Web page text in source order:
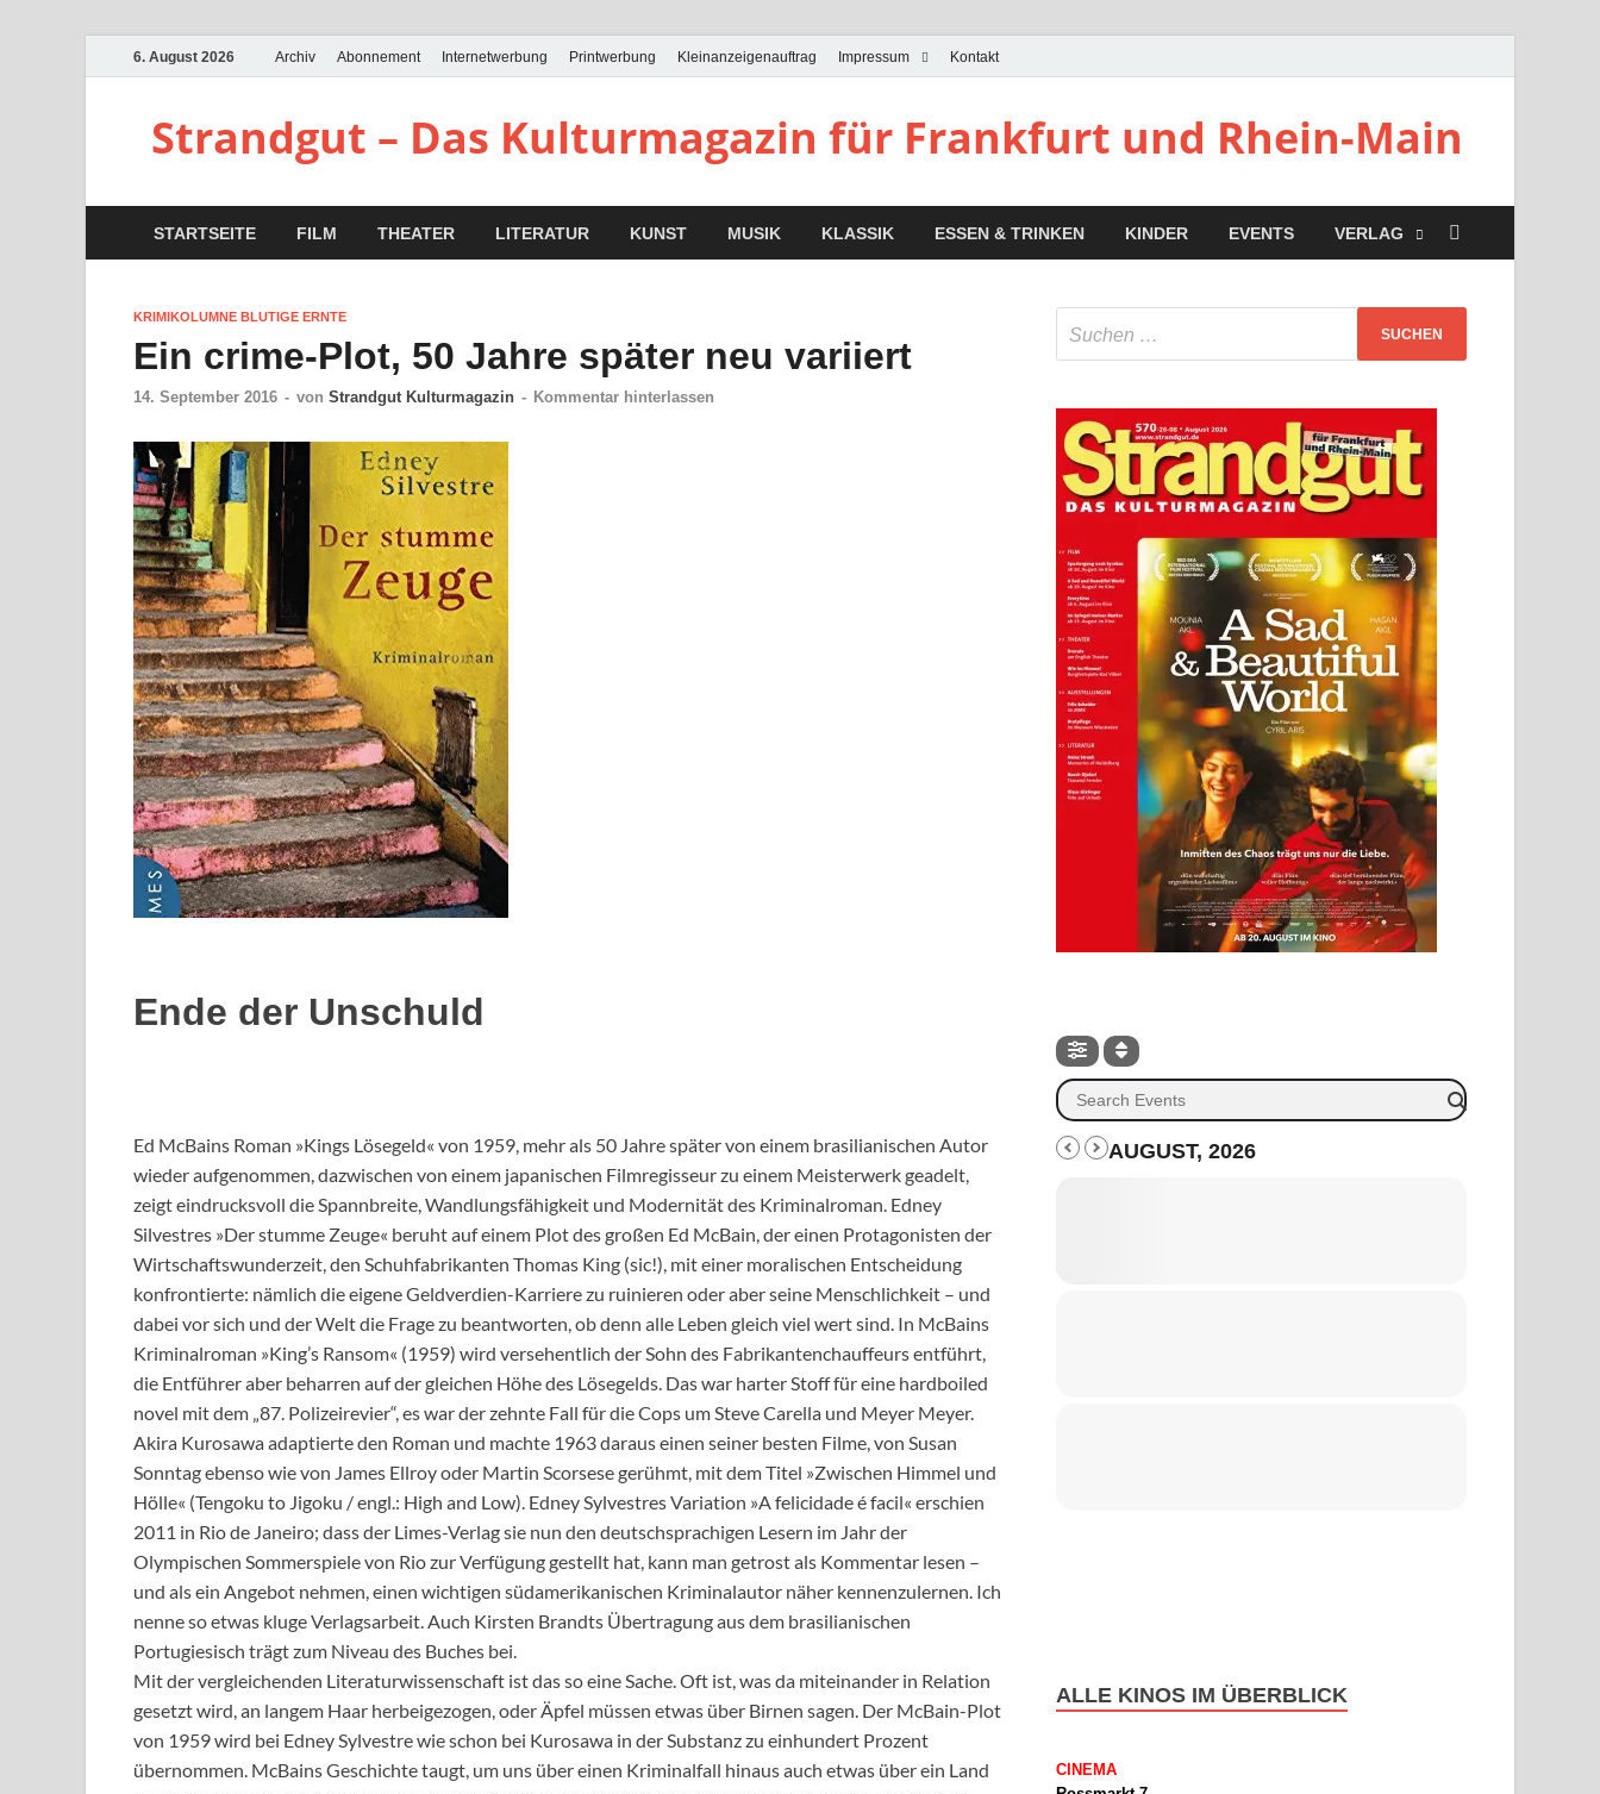
6. August 2026 Archiv Abonnement Internetwerbung Printwerbung Kleinanzeigenauftrag Impressum Kontakt
Strandgut – Das Kulturmagazin für Frankfurt und Rhein-Main
STARTSEITE FILM THEATER LITERATUR KUNST MUSIK KLASSIK ESSEN & TRINKEN KINDER EVENTS VERLAG
KRIMIKOLUMNE BLUTIGE ERNTE
Ein crime-Plot, 50 Jahre später neu variiert
14. September 2016 - von Strandgut Kulturmagazin - Kommentar hinterlassen
Ende der Unschuld
Ed McBains Roman »Kings Lösegeld« von 1959, mehr als 50 Jahre später von einem brasilianischen Autor
wieder aufgenommen, dazwischen von einem japanischen Filmregisseur zu einem Meisterwerk geadelt,
zeigt eindrucksvoll die Spannbreite, Wandlungsfähigkeit und Modernität des Kriminalroman. Edney
Silvestres »Der stumme Zeuge« beruht auf einem Plot des großen Ed McBain, der einen Protagonisten der
Wirtschaftswunderzeit, den Schuhfabrikanten Thomas King (sic!), mit einer moralischen Entscheidung
konfrontierte: nämlich die eigene Geldverdien-Karriere zu ruinieren oder aber seine Menschlichkeit – und
dabei vor sich und der Welt die Frage zu beantworten, ob denn alle Leben gleich viel wert sind. In McBains
Kriminalroman »King’s Ransom« (1959) wird versehentlich der Sohn des Fabrikantenchauffeurs entführt,
die Entführer aber beharren auf der gleichen Höhe des Lösegelds. Das war harter Stoff für eine hardboiled
novel mit dem „87. Polizeirevier“, es war der zehnte Fall für die Cops um Steve Carella und Meyer Meyer.
Akira Kurosawa adaptierte den Roman und machte 1963 daraus einen seiner besten Filme, von Susan
Sonntag ebenso wie von James Ellroy oder Martin Scorsese gerühmt, mit dem Titel »Zwischen Himmel und
Hölle« (Tengoku to Jigoku / engl.: High and Low). Edney Sylvestres Variation »A felicidade é facil« erschien
2011 in Rio de Janeiro; dass der Limes-Verlag sie nun den deutschsprachigen Lesern im Jahr der
Olympischen Sommerspiele von Rio zur Verfügung gestellt hat, kann man getrost als Kommentar lesen –
und als ein Angebot nehmen, einen wichtigen südamerikanischen Kriminalautor näher kennenzulernen. Ich
nenne so etwas kluge Verlagsarbeit. Auch Kirsten Brandts Übertragung aus dem brasilianischen
Portugiesisch trägt zum Niveau des Buches bei.
Mit der vergleichenden Literaturwissenschaft ist das so eine Sache. Oft ist, was da miteinander in Relation
gesetzt wird, an langem Haar herbeigezogen, oder Äpfel müssen etwas über Birnen sagen. Der McBain-Plot
von 1959 wird bei Edney Sylvestre wie schon bei Kurosawa in der Substanz zu einhundert Prozent
übernommen. McBains Geschichte taugt, um uns über einen Kriminalfall hinaus auch etwas über ein Land
AUGUST, 2026
ALLE KINOS IM ÜBERBLICK
CINEMA